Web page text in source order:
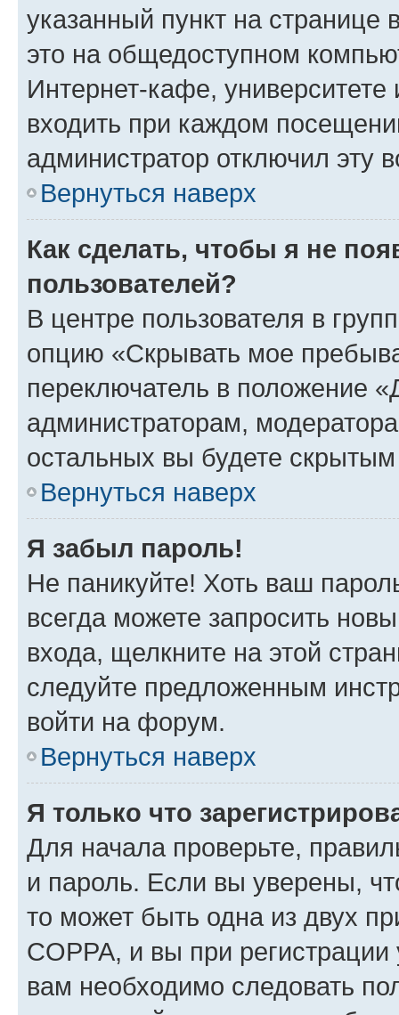
указанный пункт на
это на общедоступном
Интернет-кафе, университете
входить при каждом
администратор отключил эту
Вернуться наверх
Как сделать, чтобы я не
пользователей?
В центре пользователя в
опцию «Скрывать мое
переключатель в положение
администраторам,
остальных вы будете
Вернуться наверх
Я забыл пароль!
Не паникуйте! Хоть ваш
всегда можете запросить
входа, щелкните на этой
следуйте предложенным
войти на форум.
Вернуться наверх
Я только что
Для начала проверьте,
и пароль. Если вы уверены,
то может быть одна из двух
COPPA, и вы при
вам необходимо следовать